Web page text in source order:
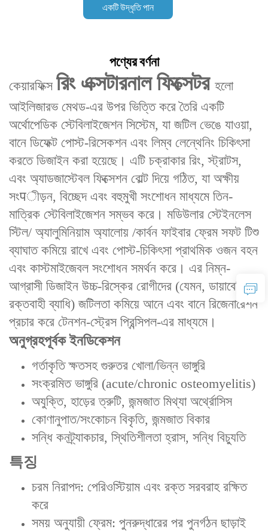
একটি উদ্ধৃতি পান
পণ্যের বর্ণনা
কেয়ারফিক্স রিং এক্সটারনাল ফিক্সেটর‌ হলো
‌আইলিজারভ মেথড‌-এর উপর ভিত্তি করে তৈরি একটি
‌অর্থোপেডিক স্টেবিলাইজেশন সিস্টেম‌, যা ‌জটিল ভেঙে যাওয়া,
বানে ডিফেক্ট পোস্ট-রিসেকশন এবং লিম্ব লেন্থেনিং‌ চিকিৎসা
করতে ডিজাইন করা হয়েছে। এটি ‌চক্রাকার রিং, স্ট্রাটস,
এবং অ্যাডজাস্টেবল ফিক্সেশন বোল্ট‌ দিয়ে গঠিত, যা অক্ষীয়
সংपীড়ন, বিচ্ছেদ এবং বহুমুখী সংশোধন মাধ্যমে তিন-
মাত্রিক স্টেবিলাইজেশন সম্ভব করে। মডিউলার স্টেইনলেস
স্টিল/ অ্যালুমিনিয়াম অ্যালোয় /কার্বন ফাইবার ফ্রেম সফট টিশু
ব্যাঘাত কমিয়ে রাখে এবং পোস্ট-চিকিৎসা ‌প্রাথমিক ওজন বহন‌
এবং ‌কাস্টমাইজেবল সংশোধন‌ সমর্থন করে। এর ‌নিম্ন-
আগ্রাসী ডিজাইন‌ উচ্চ-রিস্কের রোগীদের (যেমন, ডায়াবেটিস,
রক্তবাহী ব্যাধি) জটিলতা কমিয়ে আনে এবং বানে রিজেনারেশন
প্রচার করে ‌টেনশন-স্ট্রেস প্রিন্সিপল‌-এর মাধ্যমে।
অনুগ্রহপূর্বক ইনডিকেশন‌
গর্তাকৃতি ক্ষতসহ গুরুতর খোলা/ভিন্ন ভাঙ্গুরি
সংক্রমিত ভাঙ্গুরি (acute/chronic osteomyelitis)
অযুক্তি, হাড়ের ত্রুটি, জন্মজাত মিথ্যা অর্থ্রোসিস
কোণানুপাত/সংকোচন বিকৃতি, জন্মজাত বিকার
সন্ধি কনট্র্যাকচার, স্থিতিশীলতা হ্রাস, সন্ধি বিচ্যুতি
특징‌
‌চরম নিরাপদ‌: পেরিওস্টিয়াম এবং রক্ত সরবরাহ রক্ষিত
করে
‌সময় অনুযায়ী ফ্রেম‌: পুনরুদ্ধারের পর পুনর্গঠন ছাড়াই